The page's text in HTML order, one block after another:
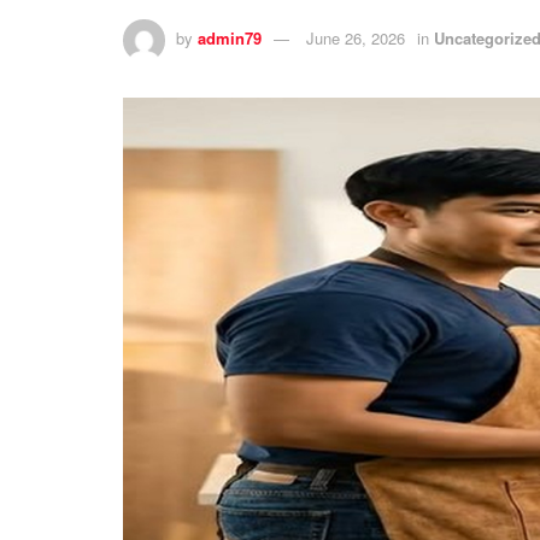
by admin79 June 26, 2026 in Uncategorized